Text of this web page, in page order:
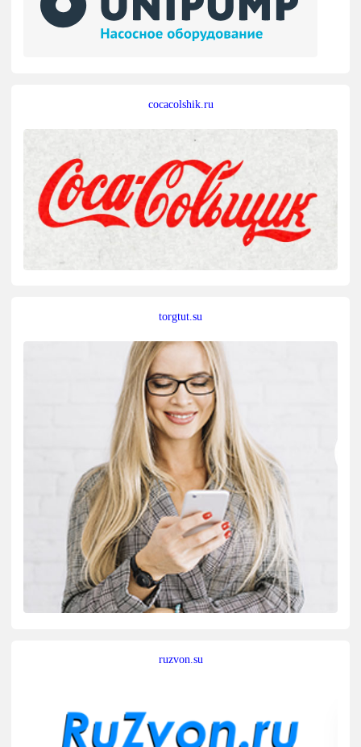
cocacolshik.ru
torgtut.su
ruzvon.su